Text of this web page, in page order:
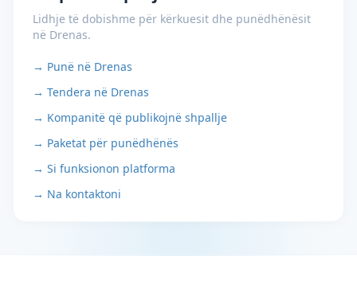
Lidhje të dobishme për kërkuesit dhe punëdhënësit
në Drenas.
→ Punë në Drenas
→ Tendera në Drenas
→ Kompanitë që publikojnë shpallje
→ Paketat për punëdhënës
→ Si funksionon platforma
→ Na kontaktoni